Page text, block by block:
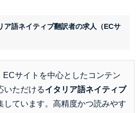
ア語ネイティブ翻訳者の求人（ECサ
ECサイトを中心としたコンテン
いただけるイタリア語ネイティブ
しています。高精度かつ読みやす